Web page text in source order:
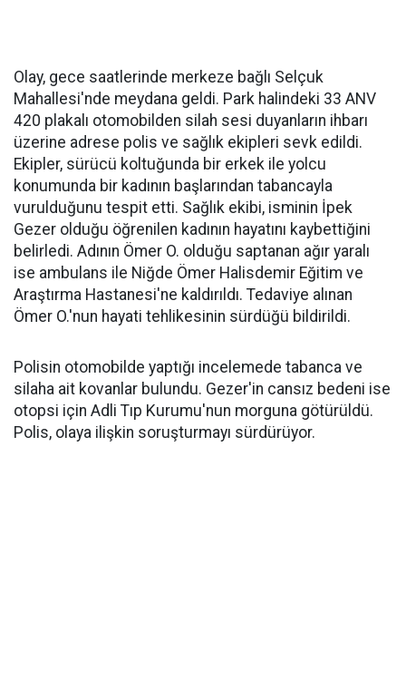
Olay, gece saatlerinde merkeze bağlı Selçuk
Mahallesi'nde meydana geldi. Park halindeki 33 ANV
420 plakalı otomobilden silah sesi duyanların ihbarı
üzerine adrese polis ve sağlık ekipleri sevk edildi.
Ekipler, sürücü koltuğunda bir erkek ile yolcu
konumunda bir kadının başlarından tabancayla
vurulduğunu tespit etti. Sağlık ekibi, isminin İpek
Gezer olduğu öğrenilen kadının hayatını kaybettiğini
belirledi. Adının Ömer O. olduğu saptanan ağır yaralı
ise ambulans ile Niğde Ömer Halisdemir Eğitim ve
Araştırma Hastanesi'ne kaldırıldı. Tedaviye alınan
Ömer O.'nun hayati tehlikesinin sürdüğü bildirildi.
Polisin otomobilde yaptığı incelemede tabanca ve
silaha ait kovanlar bulundu. Gezer'in cansız bedeni ise
otopsi için Adli Tıp Kurumu'nun morguna götürüldü.
Polis, olaya ilişkin soruşturmayı sürdürüyor.